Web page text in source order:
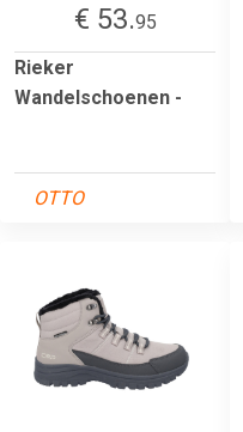
€ 53.95
Rieker
Wandelschoenen -
OTTO